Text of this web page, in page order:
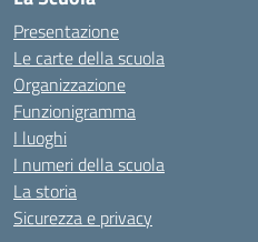
Presentazione
Le carte della scuola
Organizzazione
Funzionigramma
I luoghi
I numeri della scuola
La storia
Sicurezza e privacy